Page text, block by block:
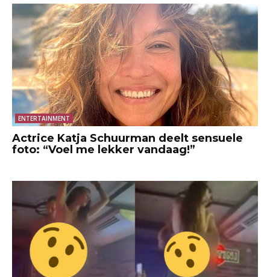
ENTERTAINMENT
Actrice Katja Schuurman deelt sensuele
foto: “Voel me lekker vandaag!”